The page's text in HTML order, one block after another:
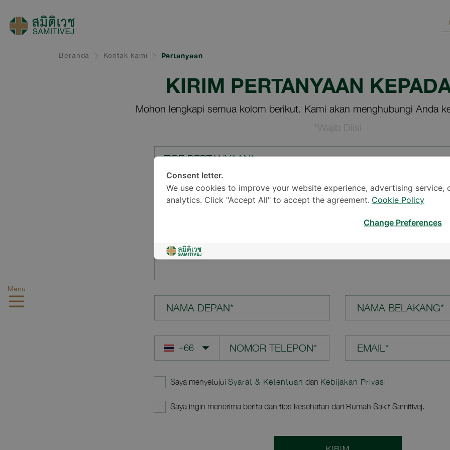
Menu
Beranda Kontak kami Pertanyaan
KIRIM PERTANYAAN
Mohon lengkapi semua kolom berikut. Kami akan menghubungi Anda
*Wajib Diisi
TIPE PERTANYAAN*
LOKASI*
NAMA DEPAN* NAMA BELAKANG*
EMAIL*
Saya menyetujui Syarat & Ketentuan dan Kebijakan Privasi
Saya ingin menerima berita dan tips kesehatan dari Rumah Sakit Samitivej.
Consent letter.
We use cookies to improve your website experience, advertising service,
analytics. Click "Accept All" to accept the agreement. Cookie Policy
Change Preferences